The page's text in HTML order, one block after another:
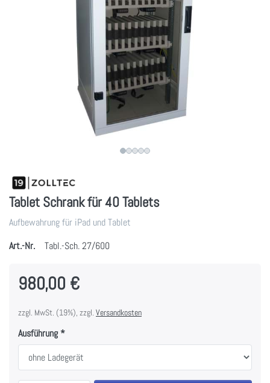
Tablet Schrank für 40 Tablets
Aufbewahrung für iPad und Tablet
Art.-Nr.
Tabl.-Sch. 27/600
980,00 €
zzgl. MwSt. (19%), zzgl. Versandkosten
Ausführung